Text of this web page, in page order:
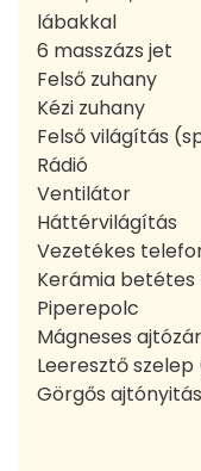
lábakkal
6 masszázs jet
Felső zuhany
Kézi zuhany
Felső világítás
Rádió
Ventilátor
Háttérvilágítás
Vezetékes
Kerámia
Piperepolc
Mágneses ajtózár
Leeresztő
Görgős ajtónyitás